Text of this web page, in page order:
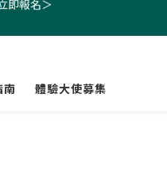
報名＞
南 體驗大使募集